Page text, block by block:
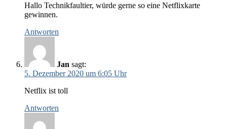
Hallo Technikfaultier, würde gerne so eine Netflixkarte
gewinnen.
Antworten
Jan sagt:
5. Dezember 2020 um 6:05 Uhr
Netflix ist toll
Antworten